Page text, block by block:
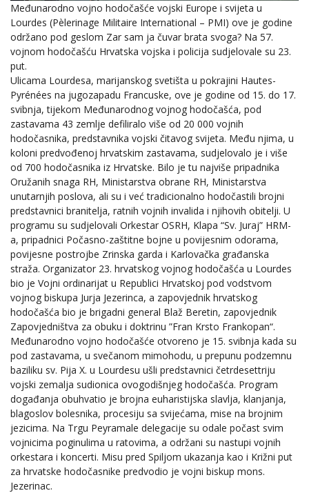
Međunarodno vojno hodočašće vojski Europe i svijeta u
Lourdes (Pèlerinage Militaire International – PMI) ove je godine
održano pod geslom Zar sam ja čuvar brata svoga? Na 57.
vojnom hodočašću Hrvatska vojska i policija sudjelovale su 23.
put.
Ulicama Lourdesa, marijanskog svetišta u pokrajini Hautes-
Pyrénées na jugozapadu Francuske, ove je godine od 15. do 17.
svibnja, tijekom Međunarodnog vojnog hodočašća, pod
zastavama 43 zemlje defiliralo više od 20 000 vojnih
hodočasnika, predstavnika vojski čitavog svijeta. Među njima, u
koloni predvođenoj hrvatskim zastavama, sudjelovalo je i više
od 700 hodočasnika iz Hrvatske. Bilo je tu najviše pripadnika
Oružanih snaga RH, Ministarstva obrane RH, Ministarstva
unutarnjih poslova, ali su i već tradicionalno hodočastili brojni
predstavnici branitelja, ratnih vojnih invalida i njihovih obitelji. U
programu su sudjelovali Orkestar OSRH, Klapa “Sv. Juraj” HRM-
a, pripadnici Počasno-zaštitne bojne u povijesnim odorama,
povijesne postrojbe Zrinska garda i Karlovačka građanska
straža. Organizator 23. hrvatskog vojnog hodočašća u Lourdes
bio je Vojni ordinarijat u Republici Hrvatskoj pod vodstvom
vojnog biskupa Jurja Jezerinca, a zapovjednik hrvatskog
hodočašća bio je brigadni general Blaž Beretin, zapovjednik
Zapovjedništva za obuku i doktrinu ”Fran Krsto Frankopan“.
Međunarodno vojno hodočašće otvoreno je 15. svibnja kada su
pod zastavama, u svečanom mimohodu, u prepunu podzemnu
baziliku sv. Pija X. u Lourdesu ušli predstavnici četrdesettriju
vojski zemalja sudionica ovogodišnjeg hodočašća. Program
događanja obuhvatio je brojna euharistijska slavlja, klanjanja,
blagoslov bolesnika, procesiju sa svijećama, mise na brojnim
jezicima. Na Trgu Peyramale delegacije su odale počast svim
vojnicima poginulima u ratovima, a održani su nastupi vojnih
orkestara i koncerti. Misu pred Spiljom ukazanja kao i Križni put
za hrvatske hodočasnike predvodio je vojni biskup mons.
Jezerinac.